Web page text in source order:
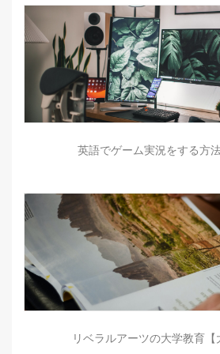
英語でゲーム実況をする方
リベラルアーツの大学教育【